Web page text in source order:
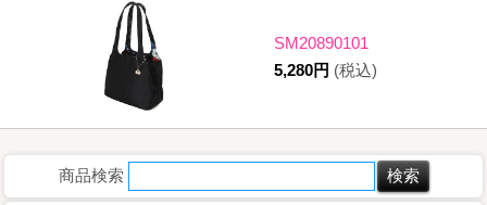
SM20890101
5,280円 (税込)
商品検索